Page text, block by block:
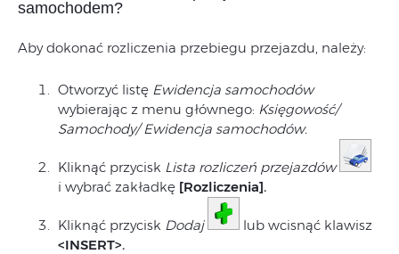
samochodem?
Aby dokonać rozliczenia przebiegu przejazdu, należy:
Otworzyć listę Ewidencja samochodów
wybierając z menu głównego: Księgowość/
Samochody/ Ewidencja samochodów.
Kliknąć przycisk Lista rozliczeń przejazdów
i wybrać zakładkę [Rozliczenia].
Kliknąć przycisk Dodaj
lub wcisnąć klawisz
<INSERT>.